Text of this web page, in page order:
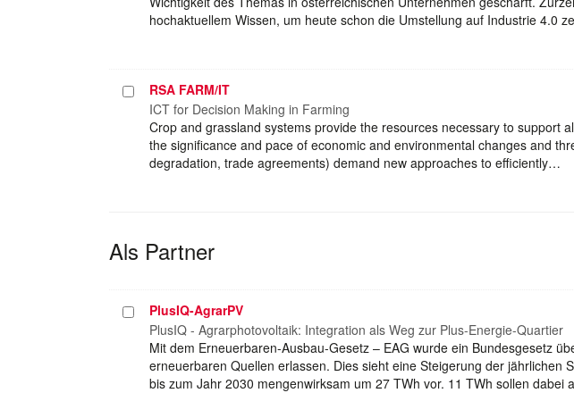
hochaktuellem Wissen, um heute schon die Umstellung auf Industrie 4.0
Projekt
auswählen
RSA FARM/IT
ICT for Decision Making in Farming
Crop and grassland systems provide the resources necessary to support
the significance and pace of economic and environmental changes and
degradation, trade agreements) demand new approaches to efficiently…
Als Partner
Projekt
auswählen
PlusIQ-AgrarPV
PlusIQ - Agrarphotovoltaik: Integration als Weg zur Plus-Energie-Quartier
Mit dem Erneuerbaren-Ausbau-Gesetz – EAG wurde ein Bundesgesetz
erneuerbaren Quellen erlassen. Dies sieht eine Steigerung der jährlichen
bis zum Jahr 2030 mengenwirksam um 27 TWh vor. 11 TWh sollen dabei